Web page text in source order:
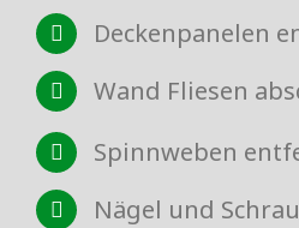
Deckenpanelen
Wand Fliesen
Spinnweben
Nägel und